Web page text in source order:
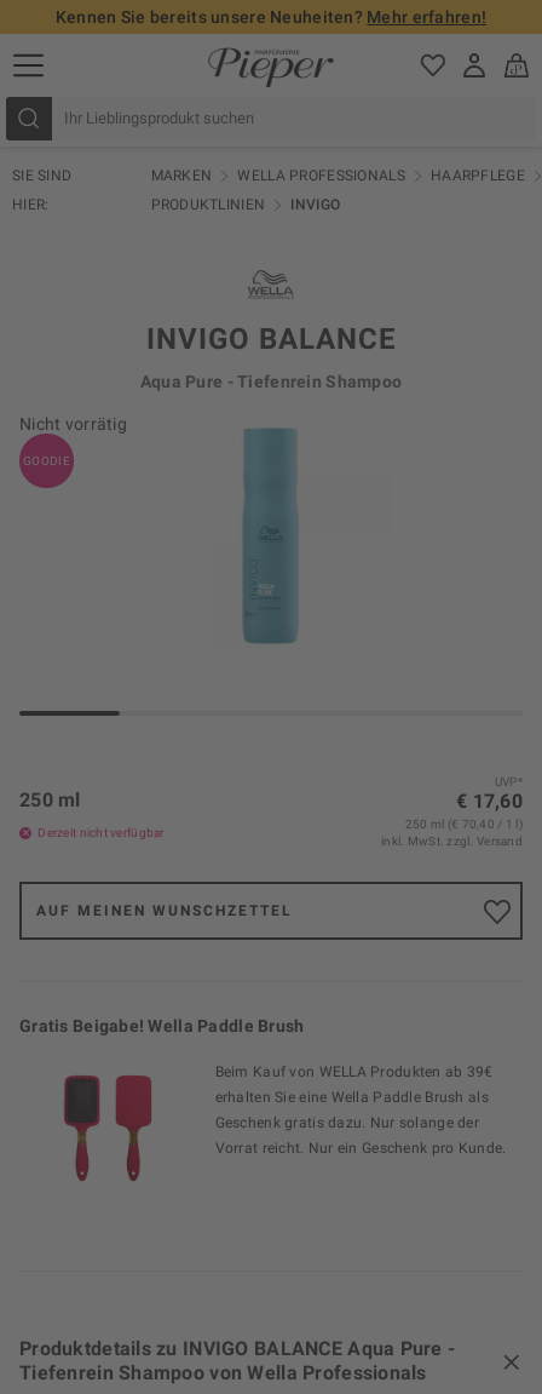
Kennen Sie bereits unsere Neuheiten? Mehr erfahren!
SIE SIND
HIER:
MARKEN WELLA PROFESSIONALS
HAARPFLEGE
PRODUKTLINIEN
INVIGO
Nicht vorrätig
GOODIE
INVIGO BALANCE
Aqua Pure - Tiefenrein Shampoo
UVP*
€ 17,60
250 ml
Derzeit nicht verfügbar
250 ml (€ 70,40 / 1 l)
inkl. MwSt.zzgl. Versand
AUF MEINEN WUNSCHZETTEL
Gratis Beigabe! Wella Paddle Brush
Beim Kauf von WELLA Produkten ab 39€
erhalten Sie eine Wella Paddle Brush als
Geschenk gratis dazu. Nur solange der
Vorrat reicht. Nur ein Geschenk pro Kunde.
Produktdetails zu INVIGO BALANCE Aqua Pure -
Tiefenrein Shampoo von Wella Professionals